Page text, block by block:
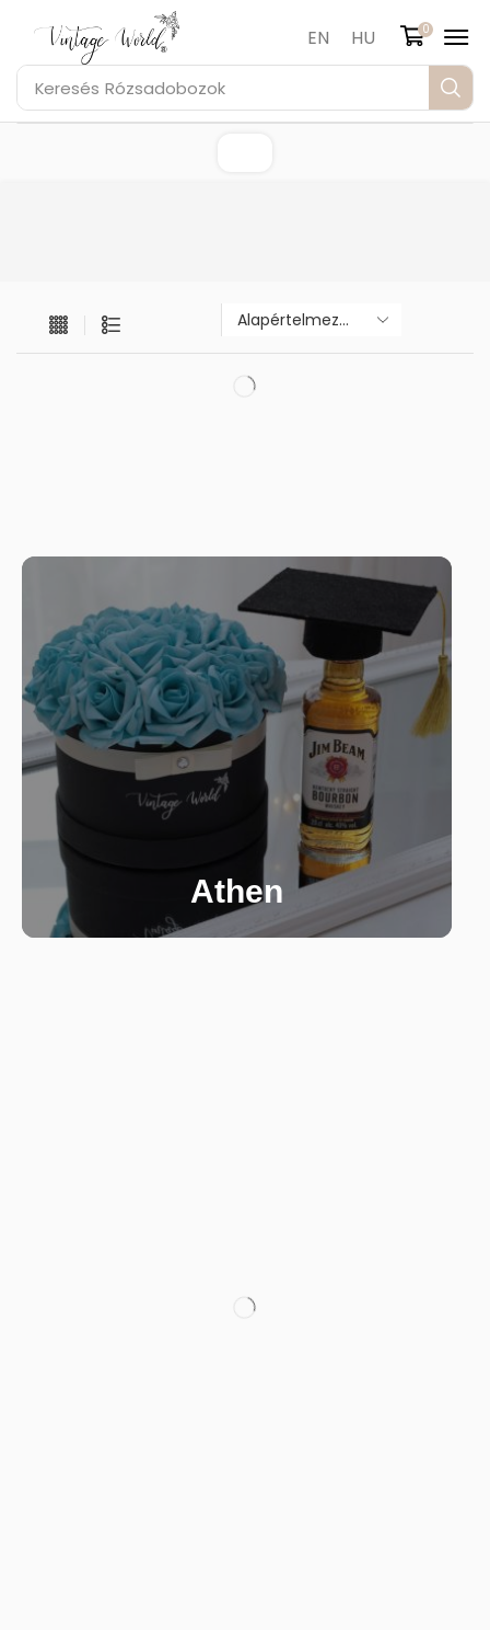
Keresés Rózsadobozok
EN HU 0
Athen